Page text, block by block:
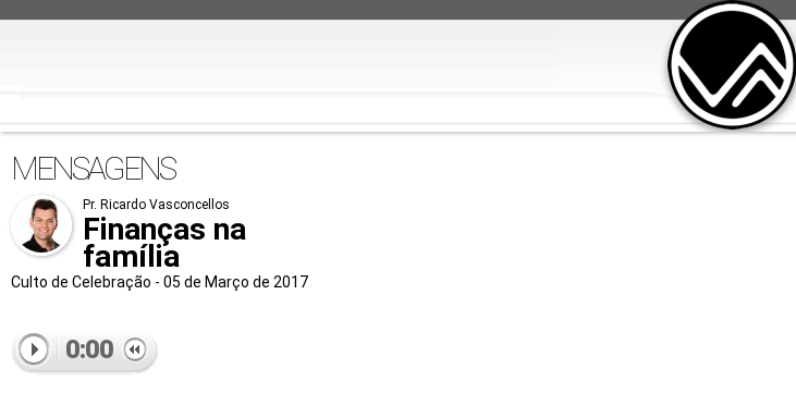
MENSAGENS
Pr. Ricardo Vasconcellos
Finanças na
família
Culto de Celebração - 05 de Março de 2017
0:00